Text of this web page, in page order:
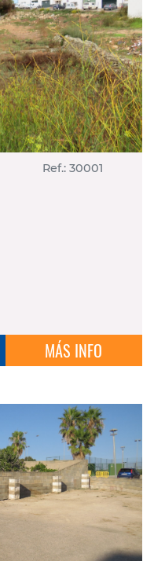
Ref.: 30001
MÁS INFO